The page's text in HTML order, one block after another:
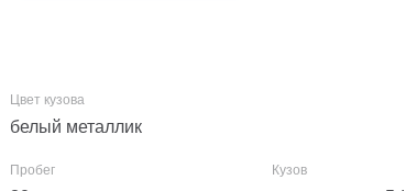
белый металлик